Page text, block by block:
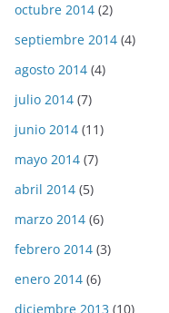
octubre 2014 (2)
septiembre 2014 (4)
agosto 2014 (4)
julio 2014 (7)
junio 2014 (11)
mayo 2014 (7)
abril 2014 (5)
marzo 2014 (6)
febrero 2014 (3)
enero 2014 (6)
diciembre 2013 (10)